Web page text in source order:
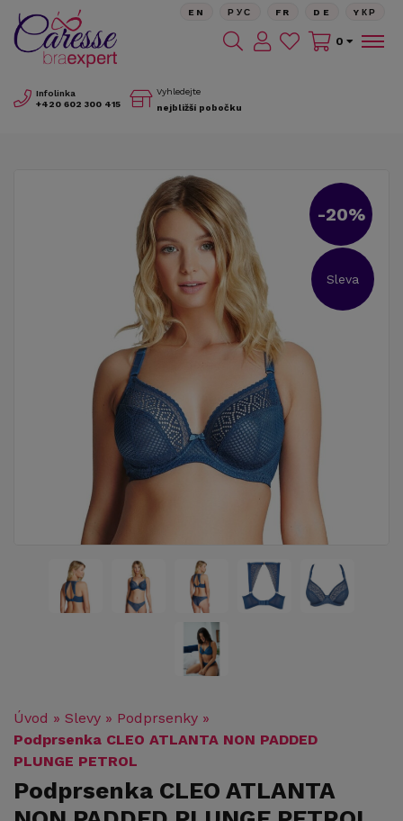
Infolinka
+420 602 300 415
Vyhledejte
nejbližší pobočku
EN РУС FR DE YКР
0
-20%
Sleva
Úvod » Slevy » Podprsenky »
Podprsenka CLEO ATLANTA NON PADDED
PLUNGE PETROL
Podprsenka CLEO ATLANTA